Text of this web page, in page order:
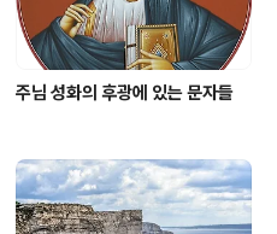
주님 성화의 후광에 있는 문자들